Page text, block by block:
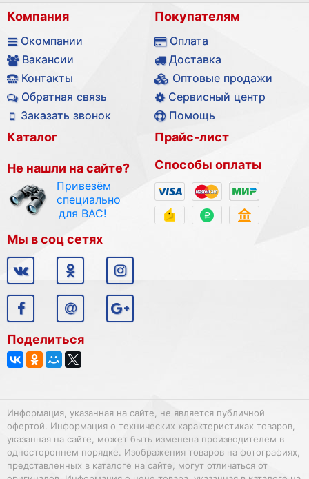
Компания
Окомпании
Вакансии
Контакты
Обратная связь
Заказать звонок
Покупателям
Оплата
Доставка
Оптовые продажи
Сервисный центр
Помощь
Каталог
Не нашли на сайте?
Привезём
специально
для ВАС!
Прайс-лист
Способы оплаты
Мы в соц сетях
Поделиться
Информация, указанная на сайте, не является публичной
офертой. Информация о технических характеристиках товаров,
указанная на сайте, может быть изменена производителем в
одностороннем порядке. Изображения товаров на фотографиях,
представленных в каталоге на сайте, могут отличаться от